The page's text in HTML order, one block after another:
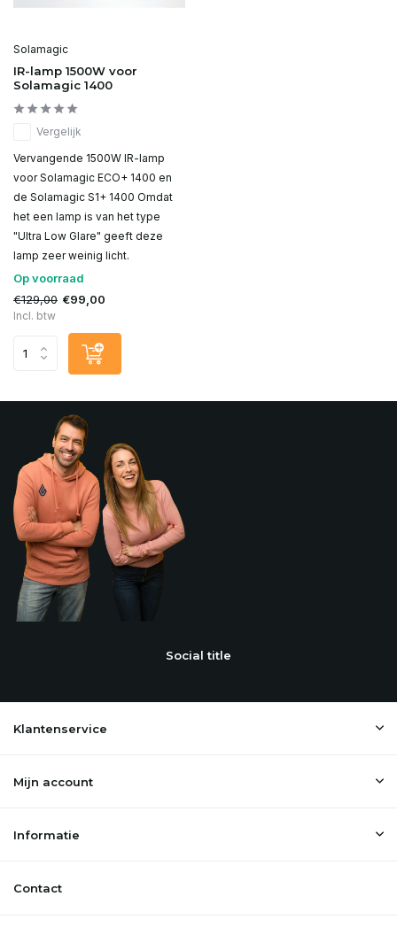
Solamagic
IR-lamp 1500W voor
Solamagic 1400
Vergelijk
Vervangende 1500W IR-lamp
voor Solamagic ECO+ 1400 en
de Solamagic S1+ 1400 Omdat
het een lamp is van het type
"Ultra Low Glare" geeft deze
lamp zeer weinig licht.
Op voorraad
€129,00 €99,00
Incl. btw
Social title
Klantenservice
Mijn account
Informatie
Contact